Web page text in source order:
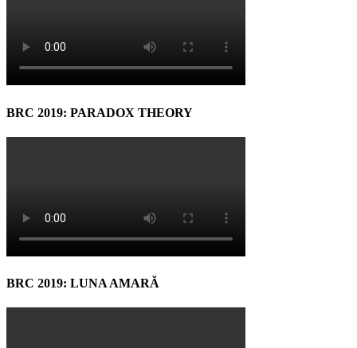
BRC 2019: PARADOX THEORY
BRC 2019: LUNA AMARĂ